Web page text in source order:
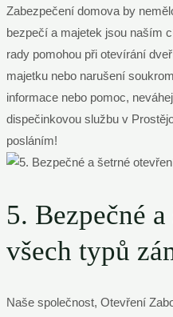
Zabezpečení domova by
bezpečí a majetek jsou naším
rady pomohou při otevírání
majetku nebo narušení
informace nebo pomoc,
dispečinkovou službu v
posláním!
5. Bezpečné
všech typů
Naše společnost, Otevření